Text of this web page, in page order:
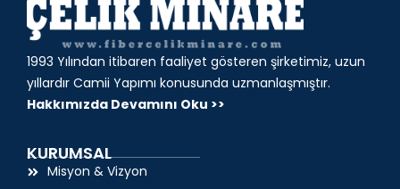
1993 Yılından itibaren faaliyet gösteren şirketimiz, uzun
yıllardır Camii Yapımı konusunda uzmanlaşmıştır.
Hakkımızda Devamını Oku >>
KURUMSAL
Misyon & Vizyon